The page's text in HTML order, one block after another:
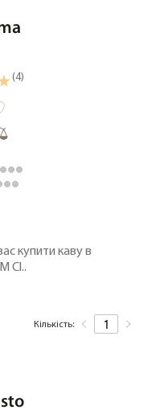
(4)
купити каву в
Cl..
Кількість: